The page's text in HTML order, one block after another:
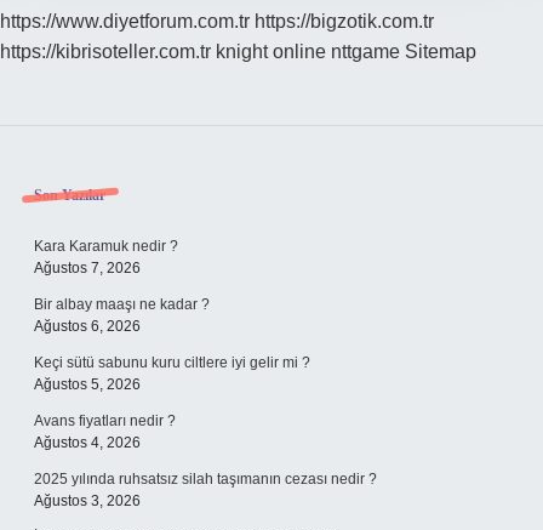
https://www.diyetforum.com.tr https://bigzotik.com.tr
https://kibrisoteller.com.tr knight online nttgame Sitemap
Sidebar
Son Yazılar
Kara Karamuk nedir ?
Ağustos 7, 2026
Bir albay maaşı ne kadar ?
Ağustos 6, 2026
Keçi sütü sabunu kuru ciltlere iyi gelir mi ?
Ağustos 5, 2026
Avans fiyatları nedir ?
Ağustos 4, 2026
2025 yılında ruhsatsız silah taşımanın cezası nedir ?
Ağustos 3, 2026